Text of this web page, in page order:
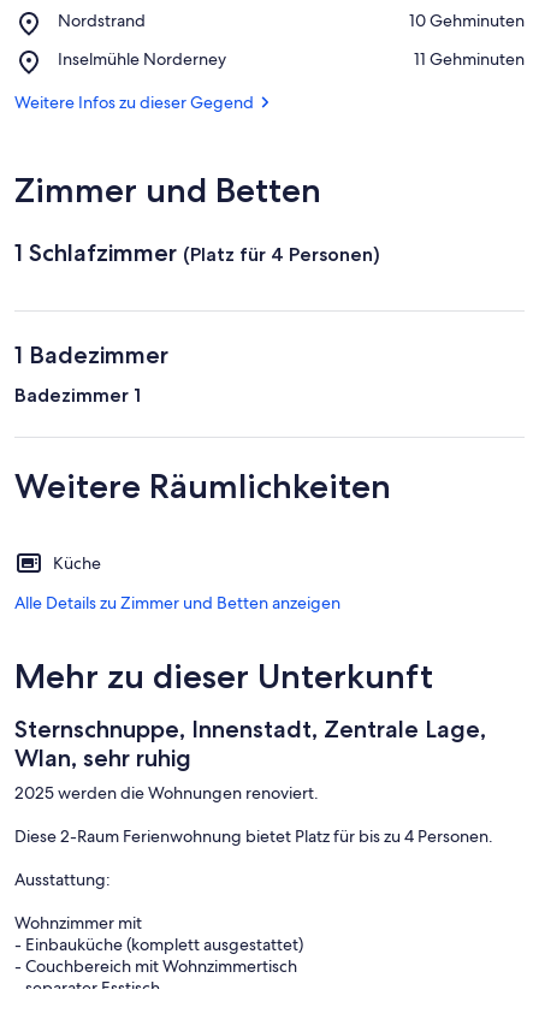
Nordstrand
Place,
‪10 Gehminuten‬
Inselmühle Norderney
Place,
Norderney
‪11 Gehminuten‬
Weitere Infos zu dieser Gegend
Zimmer und Betten
1 Schlafzimmer (Platz für 4 Personen)
1 Badezimmer
Badezimmer 1
Weitere Räumlichkeiten
Küche
Alle Details zu Zimmer und Betten anzeigen
Mehr zu dieser Unterkunft
Sternschnuppe, Innenstadt, Zentrale Lage,
Wlan, sehr ruhig
2025 werden die Wohnungen renoviert.
Diese 2-Raum Ferienwohnung bietet Platz für bis zu 4 Personen.
Ausstattung:
Wohnzimmer mit
- Einbauküche (komplett ausgestattet)
- Couchbereich mit Wohnzimmertisch
- separater Esstisch